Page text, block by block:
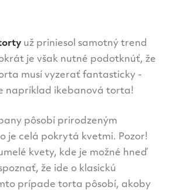
už priniesol samotný trend
je však nutné podotknúť, že
musí vyzerať fantasticky -
napríklad ikebanová torta!
pôsobí prirodzeným
je celá pokrytá kvetmi. Pozor!
kvety, kde je možné hneď
že ide o klasickú
prípade torta pôsobí, akoby